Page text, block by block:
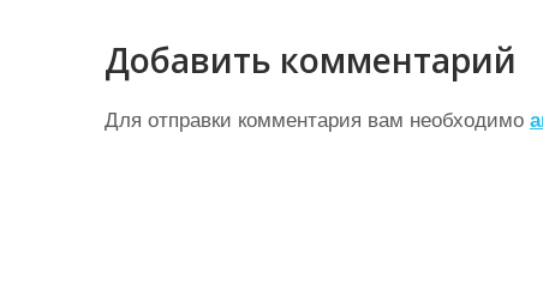
в
и
г
Добавить комментарий
Для отправки комментария вам необходимо